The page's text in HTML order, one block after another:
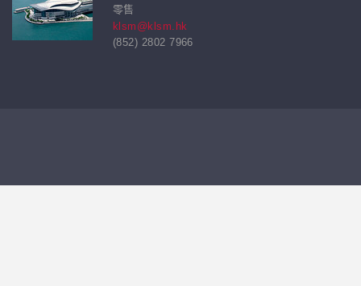
零售
klsm@klsm.hk
(852) 2802 7966